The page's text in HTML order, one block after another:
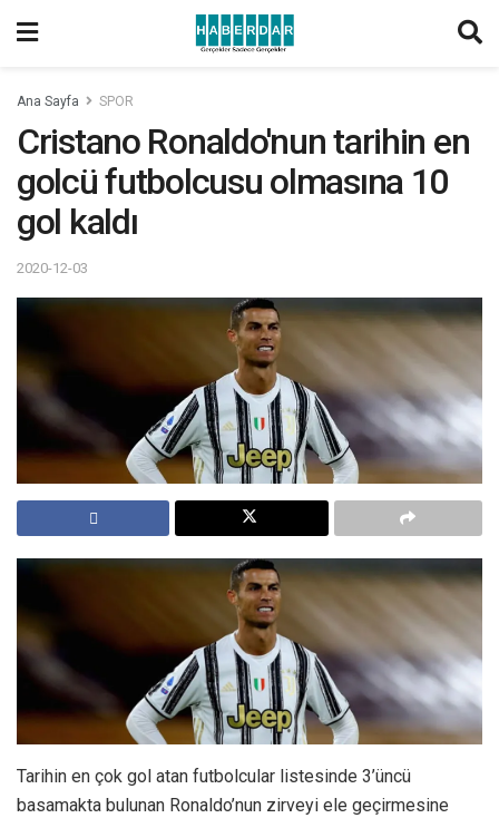
Ana Sayfa SPOR
Cristano Ronaldo'nun tarihin en
golcü futbolcusu olmasına 10
gol kaldı
2020-12-03
Tarihin en çok gol atan futbolcular listesinde 3’üncü
basamakta bulunan Ronaldo’nun zirveyi ele geçirmesine